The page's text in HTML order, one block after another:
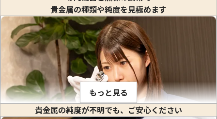
24金 (K24) カレンダー 新星工業 辰丑
1.1g
参考買取価格
24金 (K24) カレン
1g
参考買取価格
29,700円
貴金属の種類や純度を見極めます
もっと見る
貴金属の純度が不明でも、ご安心ください